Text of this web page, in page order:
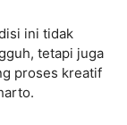
ini tidak
tetapi juga
proses kreatif